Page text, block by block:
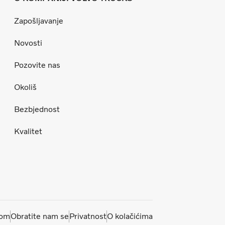
Zapošljavanje
Novosti
Pozovite nas
Okoliš
Bezbjednost
Kvalitet
Obratite nam sePrivatnostO kolačićima